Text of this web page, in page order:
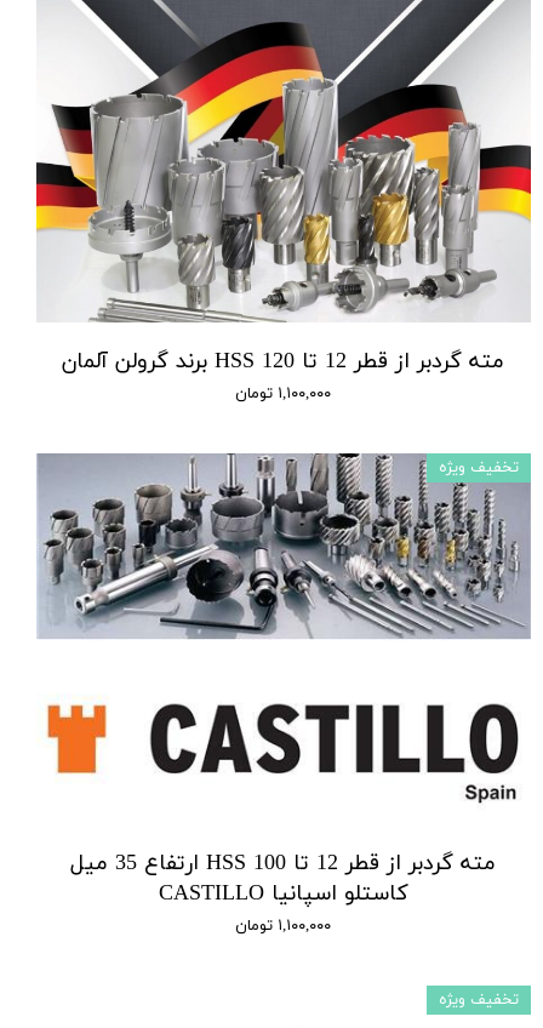
مته گردبر از قطر 12 تا 120 HSS برند گرولن آلمان
۱,۱۰۰,۰۰۰ تومان
مته گردبر از قطر 12 تا 100 HSS ارتفاع 35 میل
کاستلو اسپانیا CASTILLO
۱,۱۰۰,۰۰۰ تومان
تخفیف ویژه
تخفیف ویژه